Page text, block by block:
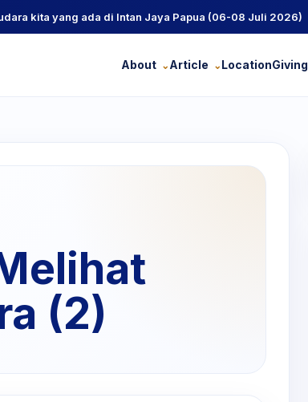
kita yang ada di Intan Jaya Papua (06-08 Juli 2026)
About Article LocationGiving
(2)